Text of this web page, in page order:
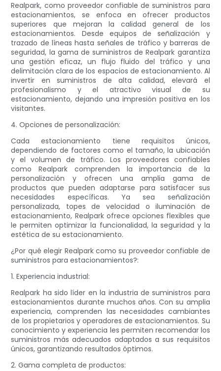
Realpark, como proveedor confiable de suministros para
estacionamientos, se enfoca en ofrecer productos
superiores que mejoran la calidad general de los
estacionamientos. Desde equipos de señalización y
trazado de líneas hasta señales de tráfico y barreras de
seguridad, la gama de suministros de Realpark garantiza
una gestión eficaz, un flujo fluido del tráfico y una
delimitación clara de los espacios de estacionamiento. Al
invertir en suministros de alta calidad, elevará el
profesionalismo y el atractivo visual de su
estacionamiento, dejando una impresión positiva en los
visitantes.
4. Opciones de personalización:
Cada estacionamiento tiene requisitos únicos,
dependiendo de factores como el tamaño, la ubicación
y el volumen de tráfico. Los proveedores confiables
como Realpark comprenden la importancia de la
personalización y ofrecen una amplia gama de
productos que pueden adaptarse para satisfacer sus
necesidades específicas. Ya sea señalización
personalizada, topes de velocidad o iluminación de
estacionamiento, Realpark ofrece opciones flexibles que
le permiten optimizar la funcionalidad, la seguridad y la
estética de su estacionamiento.
¿Por qué elegir Realpark como su proveedor confiable de
suministros para estacionamientos?:
1. Experiencia industrial:
Realpark ha sido líder en la industria de suministros para
estacionamientos durante muchos años. Con su amplia
experiencia, comprenden las necesidades cambiantes
de los propietarios y operadores de estacionamientos. Su
conocimiento y experiencia les permiten recomendar los
suministros más adecuados adaptados a sus requisitos
únicos, garantizando resultados óptimos.
2. Gama completa de productos: